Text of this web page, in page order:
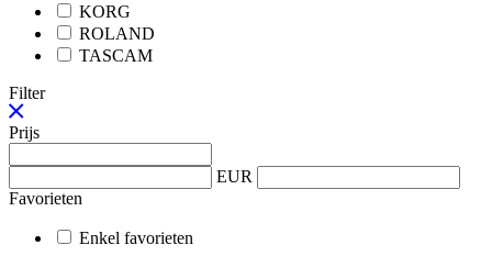
KORG
ROLAND
TASCAM
Filter
Prijs
EUR
Favorieten
Enkel favorieten